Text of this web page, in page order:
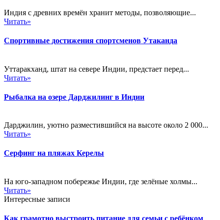
Индия с древних времён хранит методы, позволяющие...
Читать»
Спортивные достижения спортсменов Утаканда
Уттаракханд, штат на севере Индии, предстает перед...
Читать»
Рыбалка на озере Дарджилинг в Индии
Дарджилин, уютно разместившийся на высоте около 2 000...
Читать»
Серфинг на пляжах Керелы
На юго-западном побережье Индии, где зелёные холмы...
Читать»
Интересные записи
Как грамотно выстроить питание для семьи с ребёнком